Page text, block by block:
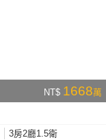
NT$ 1668萬
3房2廳1.5衛